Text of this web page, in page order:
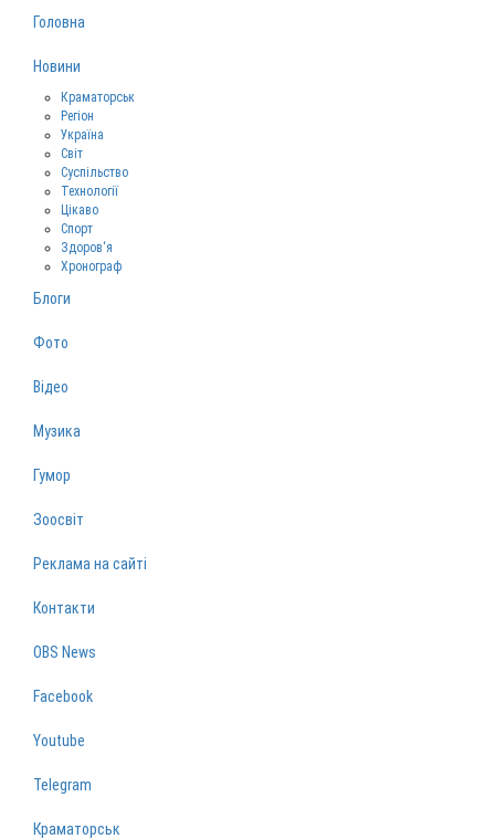
Головна
Новини
Краматорськ
Регіон
Україна
Світ
Суспільство
Технології
Цікаво
Спорт
Здоров‘я
Хронограф
Блоги
Фото
Відео
Музика
Гумор
Зоосвіт
Реклама на сайті
Контакти
OBS News
Facebook
Youtube
Telegram
Краматорськ